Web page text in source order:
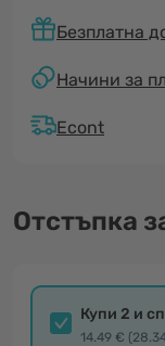
Безплатна
Начини за
Econt
Отстъпка
Купи 2 и
14.49 €